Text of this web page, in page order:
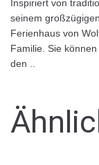
Inspiriert von
seinem
Ferienhaus von
Familie. Sie
den ..